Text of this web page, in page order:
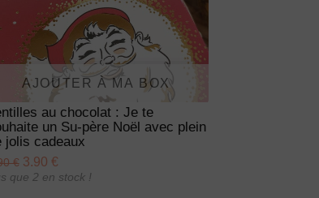
AJOUTER À MA BOX
au chocolat : Je te
un Su-père Noël avec plein
jolis cadeaux
€3.90 €
que 2 en stock !